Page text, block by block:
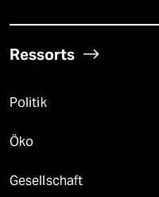
Ressorts
Politik
Öko
Gesellschaft